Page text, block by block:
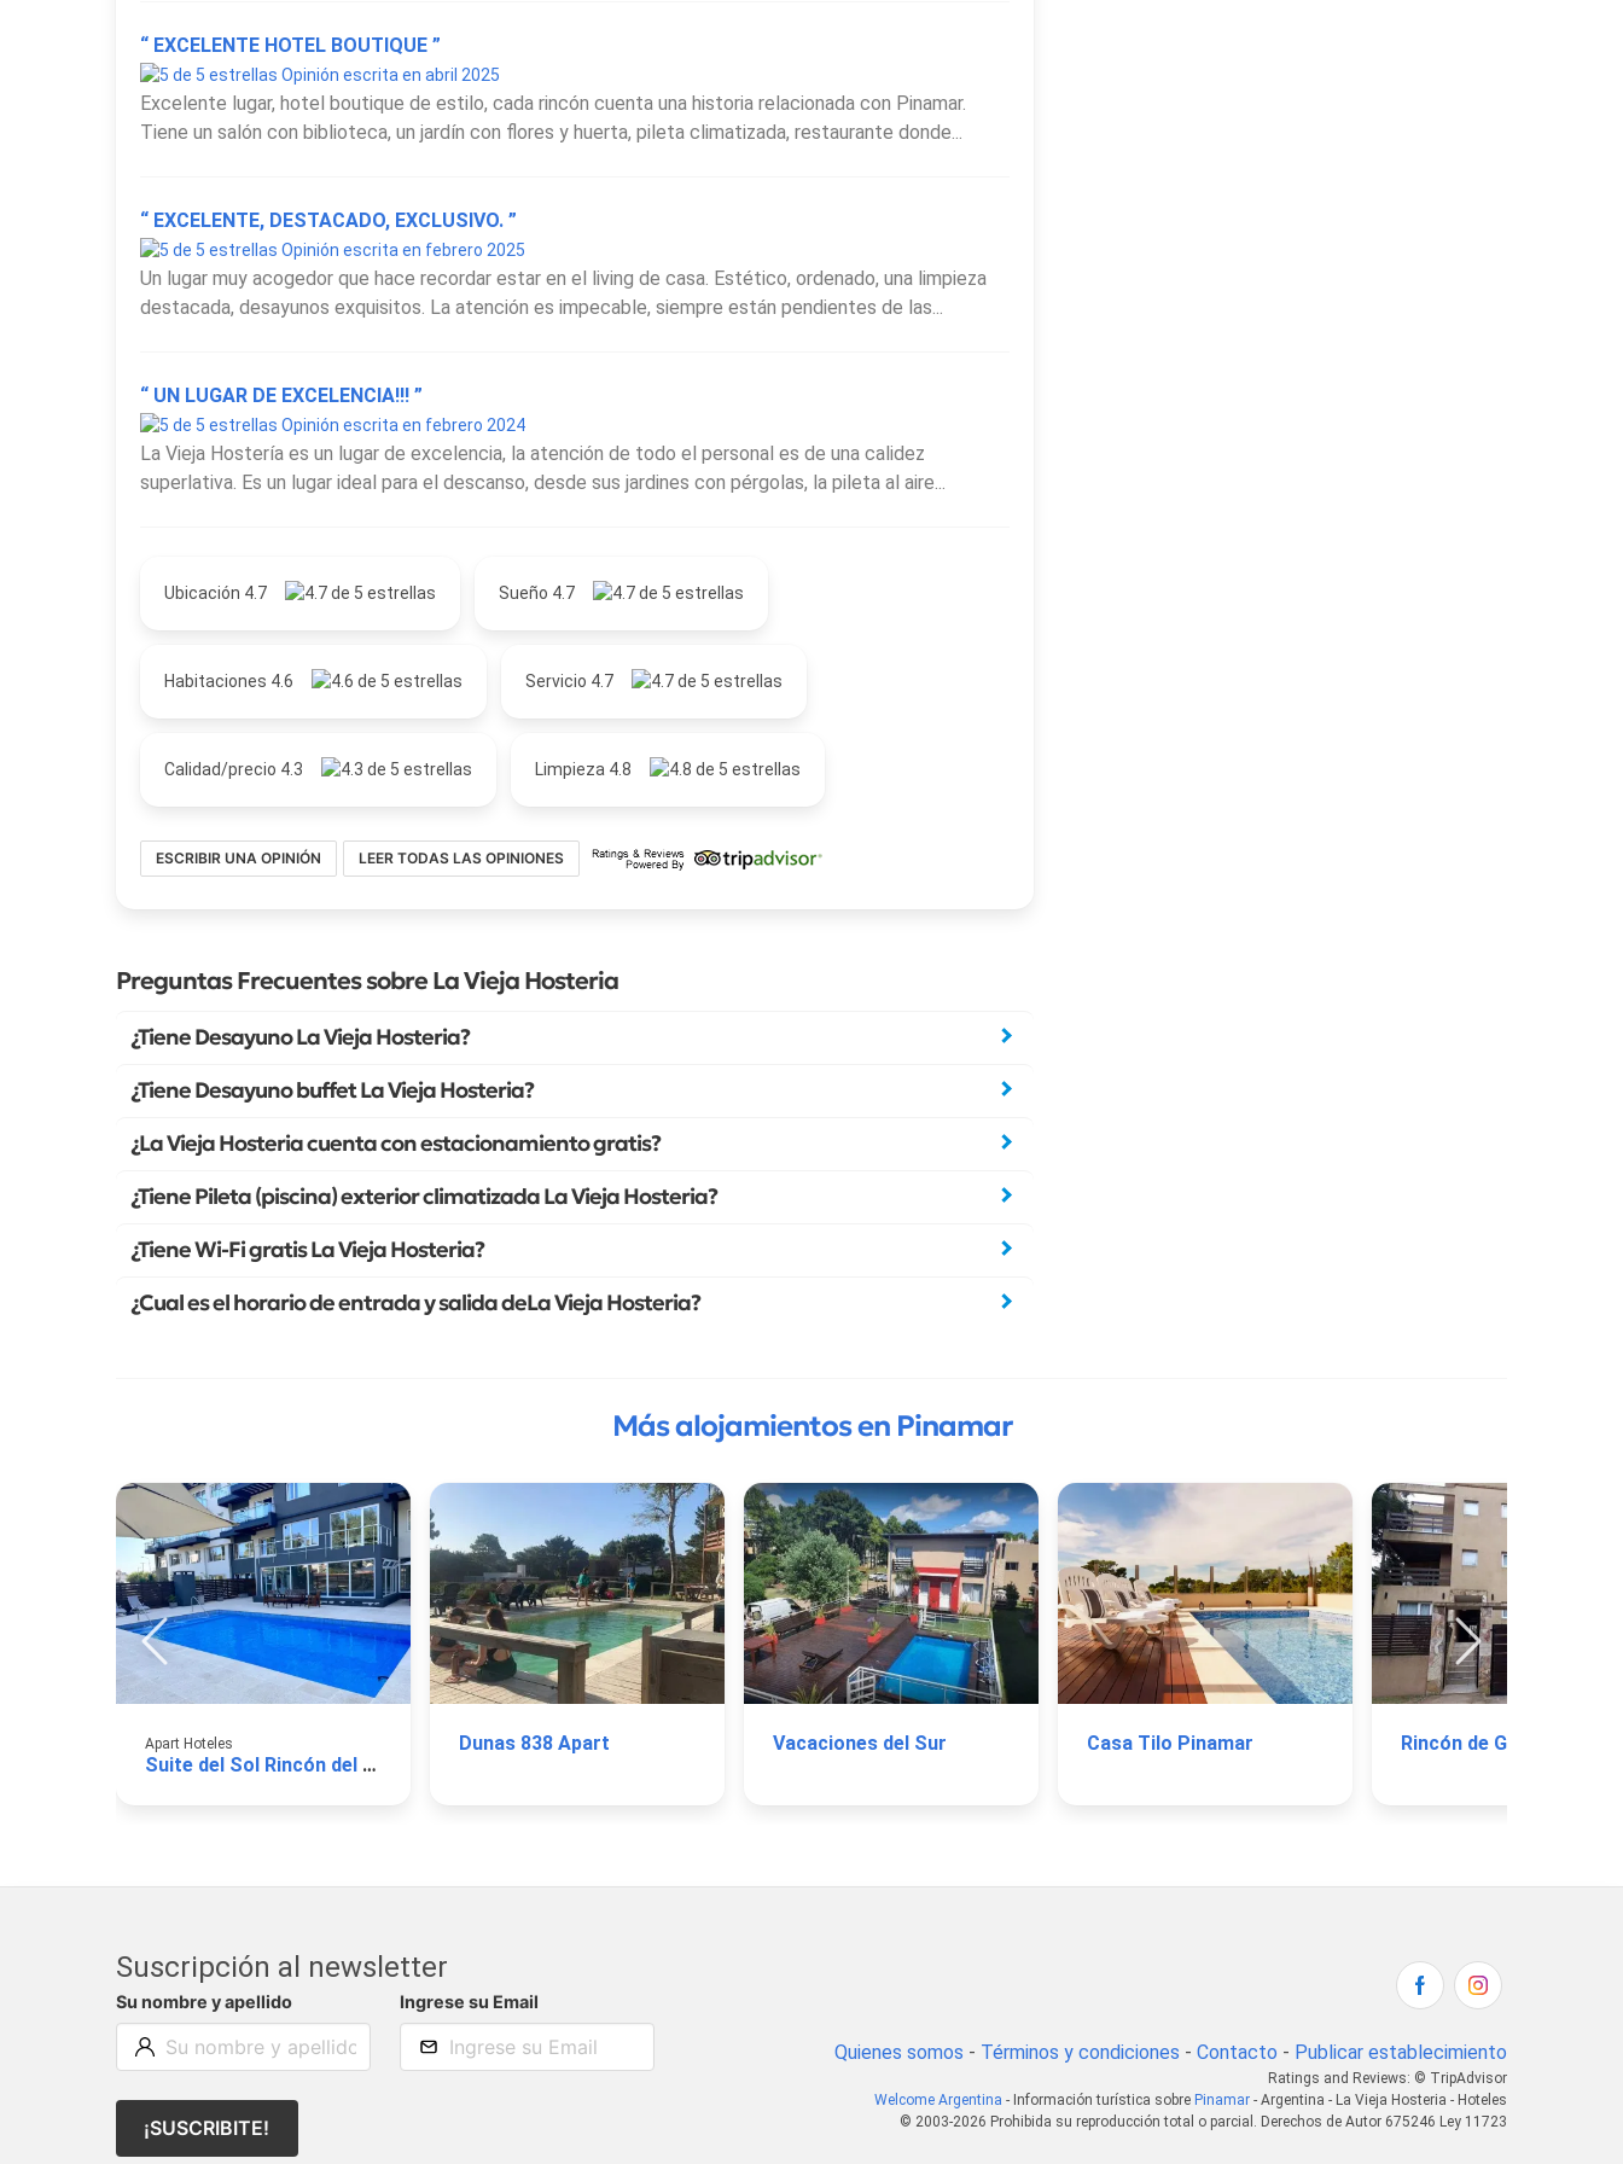
El restó deLa Vieja Hosteríaes otro de sus grandes atractivos. Su propuesta de cocina casera de autor se
nutre de productos frescos, muchos de ellos provenientes de la huerta propia. La selección de vinos,
proveniente de bodegas pequeñas y personalizadas, acompaña a la perfección cada plato. Uno de sus
momentos más destacados es el servicio de té en pasos, ideal para disfrutar en la galería o el jardín, con una
Ubicada en una zona donde el sonido del mar y el perfume del bosque se mezclan de forma natural,
Hostería se encuentra a minutos de las playas y muy cerca de los principales paseos de Pinamar,
ofreciendo un equilibrio perfecto entre tranquilidad y cercanía a los sitios de interés de la ciudad.
“ EXCELENTE HOTEL BOUTIQUE ”
Opinión escrita en abril 2025
Excelente lugar, hotel boutique de estilo, cada rincón cuenta una historia relacionada con Pinamar.
Tiene un salón con biblioteca, un jardín con flores y huerta, pileta climatizada, restaurante donde...
“ EXCELENTE, DESTACADO, EXCLUSIVO. ”
Opinión escrita en febrero 2025
Un lugar muy acogedor que hace recordar estar en el living de casa. Estético, ordenado, una limpieza
destacada, desayunos exquisitos. La atención es impecable, siempre están pendientes de las...
“ UN LUGAR DE EXCELENCIA!!! ”
Opinión escrita en febrero 2024
La Vieja Hostería es un lugar de excelencia, la atención de todo el personal es de una calidez
superlativa. Es un lugar ideal para el descanso, desde sus jardines con pérgolas, la pileta al aire...
Ubicación 4.7 Sueño 4.7
Habitaciones 4.6 Servicio 4.7
Calidad/precio 4.3 Limpieza 4.8
ESCRIBIR UNA OPINIÓN LEER TODAS LAS OPINIONES
Preguntas Frecuentes sobre La Vieja Hosteria
¿Tiene Desayuno La Vieja Hosteria?
¿Tiene Desayuno buffet La Vieja Hosteria?
¿La Vieja Hosteria cuenta con estacionamiento gratis?
¿Tiene Pileta (piscina) exterior climatizada La Vieja Hosteria?
¿Tiene Wi-Fi gratis La Vieja Hosteria?
¿Cual es el horario de entrada y salida deLa Vieja Hosteria?
Más alojamientos en Pinamar
Apart Hoteles
Suite del Sol Rincón del Sol
Dunas 838 Apart Vacaciones del Sur Casa Tilo Pinamar Rincón de Gulliver Apart
Suscripción al newsletter
Su nombre y apellido Ingrese su Email
¡SUSCRIBITE!
Quienes somos - Términos y condiciones - Contacto - Publicar establecimiento
Ratings and Reviews: © TripAdvisor
Welcome Argentina - Información turística sobre Pinamar - Argentina - La Vieja Hosteria - Hoteles
© 2003-2026 Prohibida su reproducción total o parcial. Derechos de Autor 675246 Ley 11723